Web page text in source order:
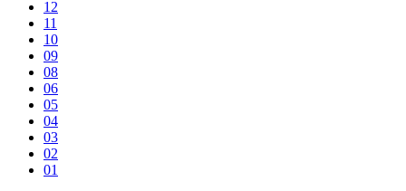
12
11
10
09
08
06
05
04
03
02
01